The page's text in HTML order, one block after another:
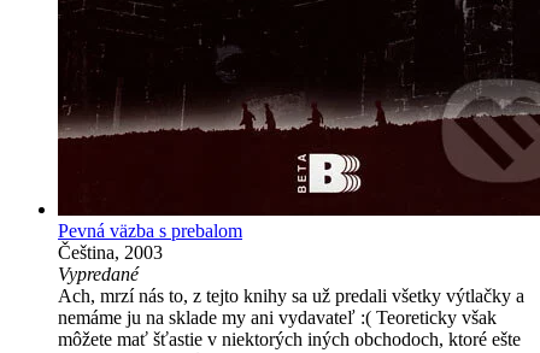
Pevná väzba s prebalom
Čeština, 2003
Vypredané
Ach, mrzí nás to, z tejto knihy sa už predali všetky výtlačky a
nemáme ju na sklade my ani vydavateľ :( Teoreticky však
môžete mať šťastie v niektorých iných obchodoch, ktoré ešte